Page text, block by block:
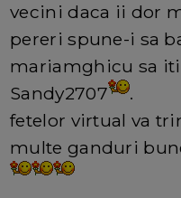
vecini daca ii dor
pereri spune-i sa
mariamghicu sa iti
Sandy2707
.
fetelor virtual va
multe ganduri